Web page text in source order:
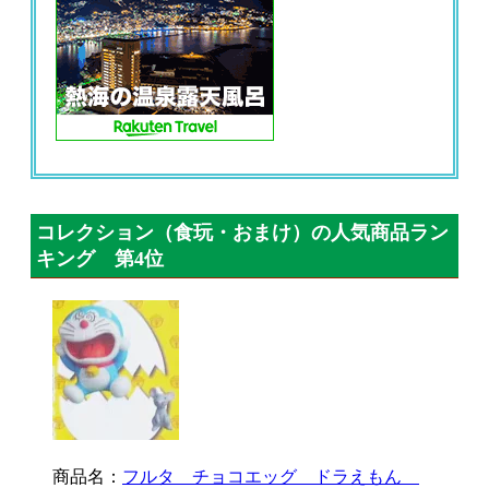
コレクション（食玩・おまけ）の人気商品ラン
キング 第4位
商品名： フルタ チョコエッグ ドラえもん